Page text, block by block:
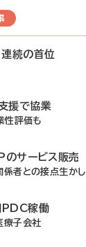
連続の首位
援で協業
性評価も
のサービス販売
係者との接点生かし
PDC稼働
療子会社